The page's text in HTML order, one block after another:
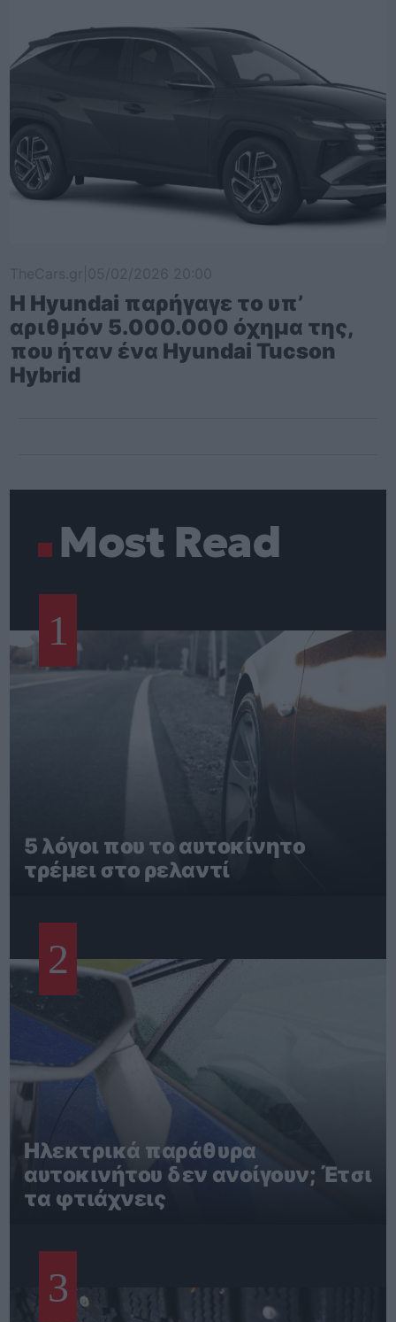
Η Hyundai παρήγαγε το υπ’
αριθμόν 5.000.000 όχημα της,
που ήταν ένα Hyundai Tucson
Hybrid
Most Read
1
5 λόγοι που το αυτοκίνητο
τρέμει στο ρελαντί
2
Ηλεκτρικά παράθυρα
αυτοκινήτου δεν ανοίγουν; Έτσι
τα φτιάχνεις
3